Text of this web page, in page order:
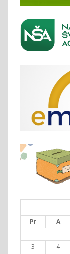
Pr A
3
4